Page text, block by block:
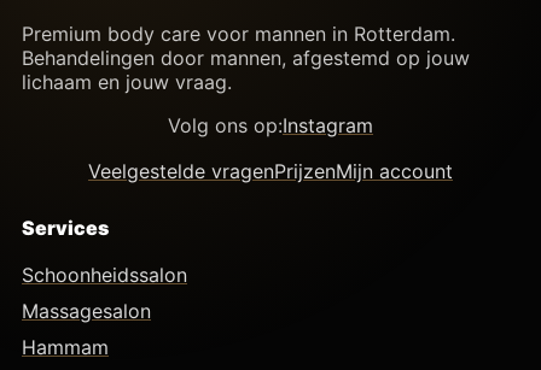
Premium body care voor mannen in Rotterdam.
Behandelingen door mannen, afgestemd op jouw
lichaam en jouw vraag.
Volg ons op:Instagram
Veelgestelde vragenPrijzenMijn account
Services
Schoonheidssalon
Massagesalon
Hammam